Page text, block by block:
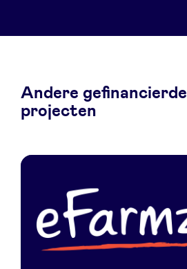
en
Andere gefinancierde
projecten